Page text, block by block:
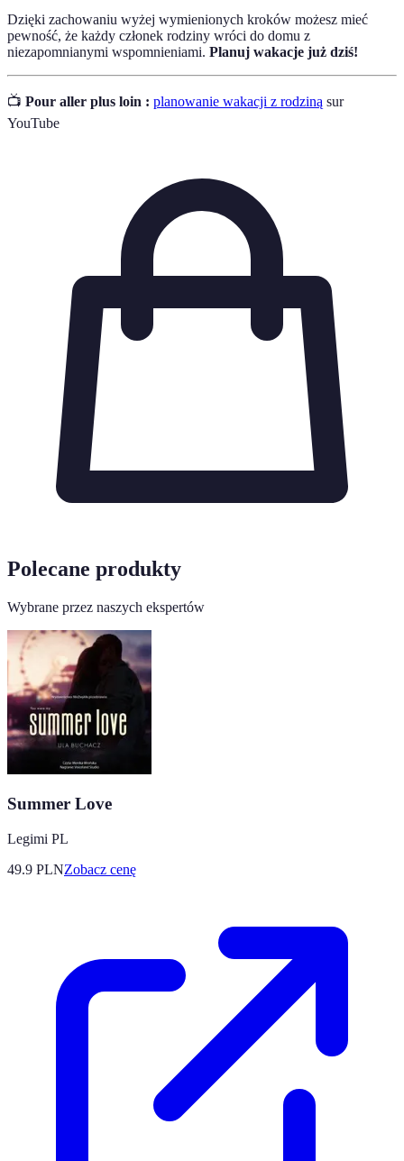
Dzięki zachowaniu wyżej wymienionych kroków możesz mieć
pewność, że każdy członek rodziny wróci do domu z
niezapomnianymi wspomnieniami. Planuj wakacje już dziś!
📺 Pour aller plus loin : planowanie wakacji z rodziną sur
YouTube
Polecane produkty
Wybrane przez naszych ekspertów
Summer Love
Legimi PL
49.9 PLNZobacz cenę